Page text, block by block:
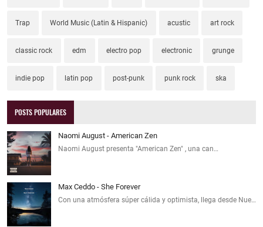
Trap World Music (Latin & Hispanic) acustic art rock
classic rock edm electro pop electronic grunge
indie pop latin pop post-punk punk rock ska
POSTS POPULARES
Naomi August - American Zen
Naomi August presenta "American Zen" , una can…
Max Ceddo - She Forever
Con una atmósfera súper cálida y optimista, llega desde Nue…